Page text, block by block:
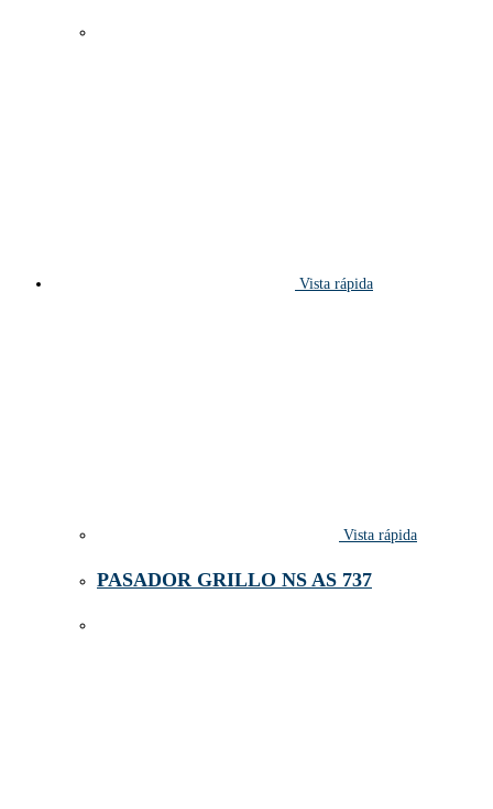
Vista rápida
Vista rápida
PASADOR GRILLO NS AS 737